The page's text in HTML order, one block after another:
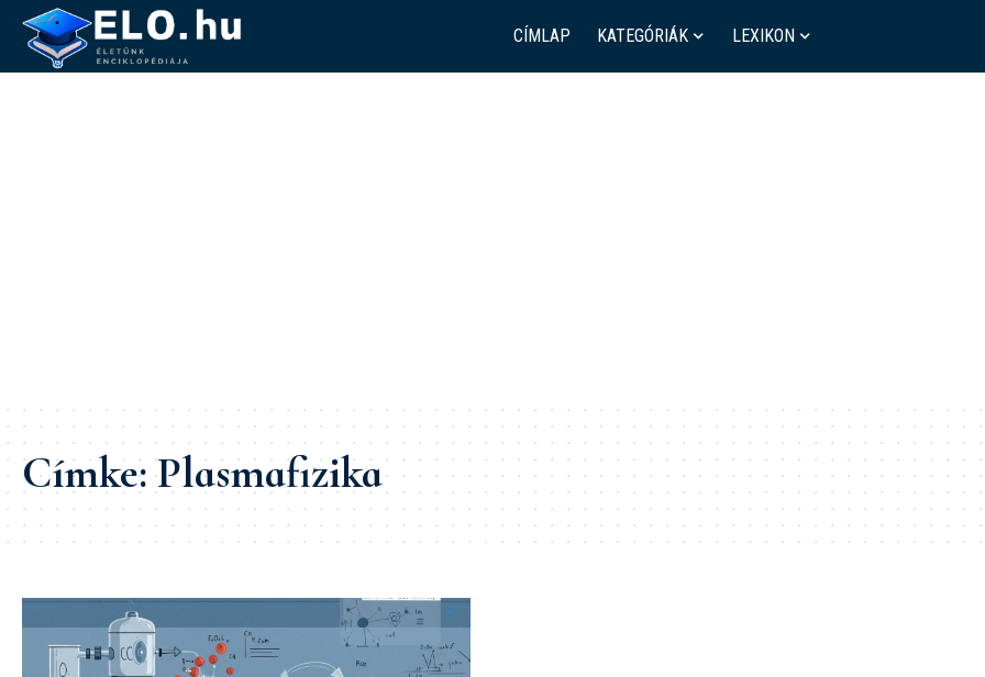
CÍMLAP KATEGÓRIÁK LEXIKON
Címke:Plasmafizika